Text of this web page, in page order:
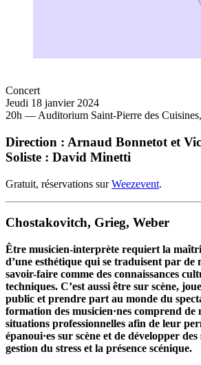
Concert
Jeudi 18 janvier 2024
20h — Auditorium Saint-Pierre des
Direction : Arnaud Bonnetot et
Soliste : David Minetti
Gratuit, réservations surWeezevent.
Chostakovitch, Grieg, Weber
Être musicien-interprète requiert la
d’une esthétique qui se traduisent par de
savoir-faire comme des connaissances
techniques. C’est aussi être sur scène,
public et prendre part au monde du
formation des musicien·nes comprend de
situations professionnelles afin de leur
épanoui·es sur scène et de développer
gestion du stress et la présence scénique.